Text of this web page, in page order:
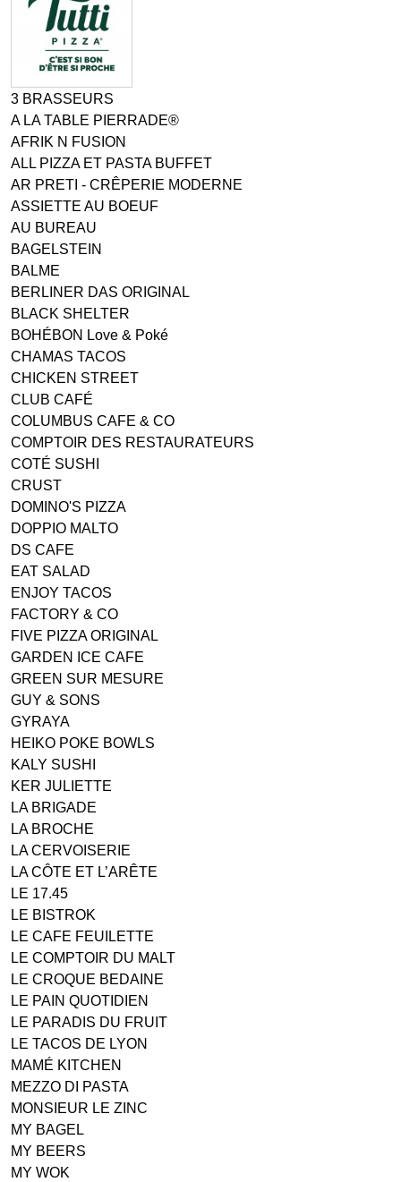
3 BRASSEURS
A LA TABLE PIERRADE®
AFRIK N FUSION
ALL PIZZA ET PASTA BUFFET
AR PRETI - CRÊPERIE MODERNE
ASSIETTE AU BOEUF
AU BUREAU
BAGELSTEIN
BALME
BERLINER DAS ORIGINAL
BLACK SHELTER
BOHÉBON Love & Poké
CHAMAS TACOS
CHICKEN STREET
CLUB CAFÉ
COLUMBUS CAFE & CO
COMPTOIR DES RESTAURATEURS
COTÉ SUSHI
CRUST
DOMINO'S PIZZA
DOPPIO MALTO
DS CAFE
EAT SALAD
ENJOY TACOS
FACTORY & CO
FIVE PIZZA ORIGINAL
GARDEN ICE CAFE
GREEN SUR MESURE
GUY & SONS
GYRAYA
HEIKO POKE BOWLS
KALY SUSHI
KER JULIETTE
LA BRIGADE
LA BROCHE
LA CERVOISERIE
LA CÔTE ET L’ARÊTE
LE 17.45
LE BISTROK
LE CAFE FEUILETTE
LE COMPTOIR DU MALT
LE CROQUE BEDAINE
LE PAIN QUOTIDIEN
LE PARADIS DU FRUIT
LE TACOS DE LYON
MAMÉ KITCHEN
MEZZO DI PASTA
MONSIEUR LE ZINC
MY BAGEL
MY BEERS
MY WOK